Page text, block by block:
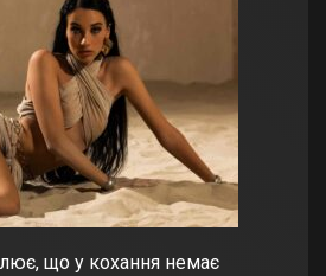
що у кохання немає